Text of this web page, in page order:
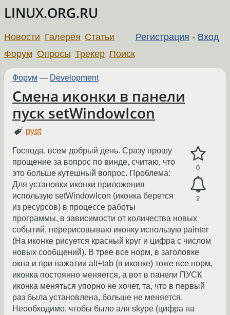
LINUX.ORG.RU
Регистрация - Вход
Новости Галерея Статьи
Форум Опросы Трекер Поиск
Форум — Development
Смена иконки в панели
пуск setWindowIcon
pyqt
0
2
Господа, всем добрый день. Сразу прошу
прощение за вопрос по винде, считаю, что
это больше кутешный вопрос. Проблема:
Для установки иконки приложения
использую setWindowIcon (иконка берется
из ресурсов) в процессе работы
программы, в зависимости от количества новых
событий, перерисовываю иконку использую painter
(На иконке рисуется красный круг и цифра с числом
новых сообщений). В трее все норм, в заголовке
окна и при нажатии alt+tab (в иконке) тоже все норм,
иконка постоянно меняется, а вот в панели ПУСК
иконка меняться упорно не хочет, та, что в первый
раз была установлена, больше не меняется.
Неообходимо, чтобы было аля skype (цифра на